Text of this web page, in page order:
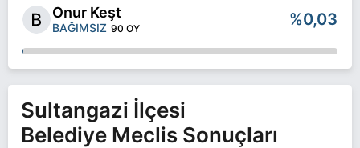
Onur Keşt
BAĞIMSIZ 90 OY %0,03
Sultangazi İlçesi
Belediye Meclis Sonuçları